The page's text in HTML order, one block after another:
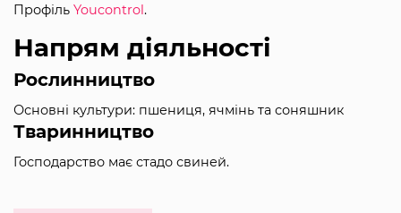
Профіль Youcontrol.
Напрям діяльності
Рослинництво
Основні культури: пшениця, ячмінь та соняшник
Тваринництво
Господарство має стадо свиней.